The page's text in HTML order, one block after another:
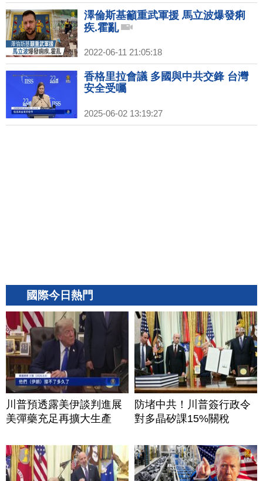
澤倫斯基籲重武軍援 馬立波爆發痢
疾.霍亂
2022-06-11 21:05:18
香格里拉會議 多國與中共交鋒 台灣
安全受囑
2025-06-02 13:19:27
國際今日熱門
川普預透露美伊談判進展
美彈藥充足再擴大生產
防堵中共！川普簽行政令
對多晶矽課15%關稅